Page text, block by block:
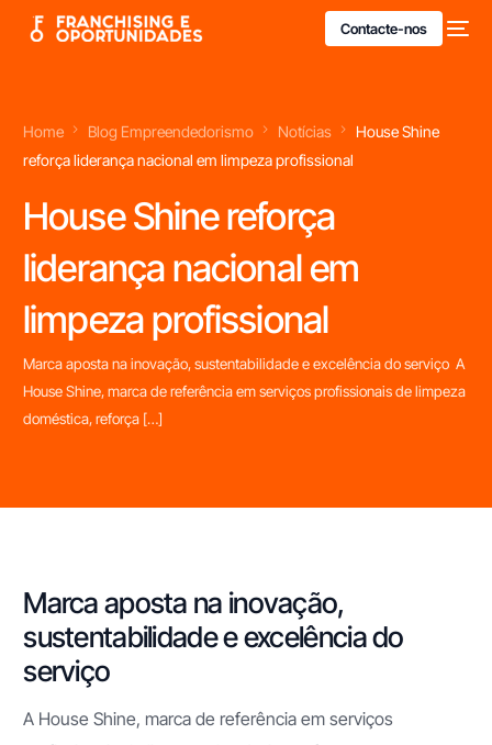
Contacte-nos
Home Blog Empreendedorismo Notícias
House Shine
reforça liderança nacional em limpeza profissional
House Shine reforça
liderança nacional em
limpeza profissional
Marca aposta na inovação, sustentabilidade e excelência do serviço A
House Shine, marca de referência em serviços profissionais de limpeza
doméstica, reforça […]
Marca aposta na inovação,
sustentabilidade e excelência do
serviço
A House Shine, marca de referência em serviços